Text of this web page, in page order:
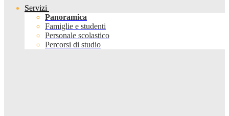
Servizi
Panoramica
Famiglie e studenti
Personale scolastico
Percorsi di studio